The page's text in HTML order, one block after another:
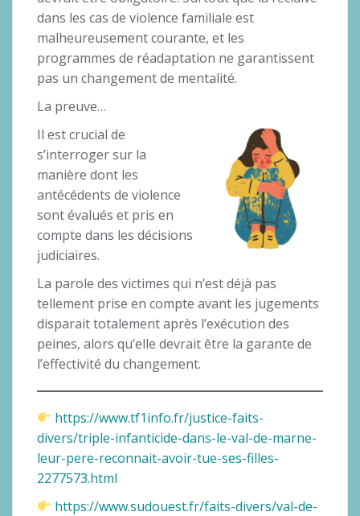
dans les cas de violence familiale est
malheureusement courante, et les
programmes de réadaptation ne garantissent
pas un changement de mentalité.
La preuve…
Il est crucial de
s’interroger sur la
manière dont les
antécédents de violence
sont évalués et pris en
compte dans les décisions
judiciaires.
La parole des victimes qui n’est déjà pas
tellement prise en compte avant les jugements
disparait totalement après l’exécution des
peines, alors qu’elle devrait être la garante de
l’effectivité du changement.
https://www.tf1info.fr/justice-faits-
divers/triple-infanticide-dans-le-val-de-marne-
leur-pere-reconnait-avoir-tue-ses-filles-
2277573.html
https://www.sudouest.fr/faits-divers/val-de-